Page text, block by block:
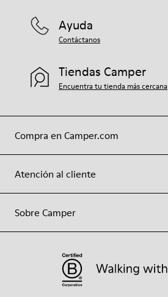
Compra en Camper.com
Atención al cliente
Sobre Camper
Ayuda
Contáctanos
Tiendas Camper
Encuentra tu tienda más cercana